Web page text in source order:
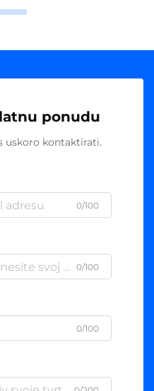
ponudu
uskoro kontaktirati.
0/100
0/100
0/100